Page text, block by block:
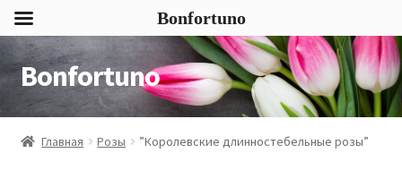
Перейти
к
навигации
Перейти
к
содержимому
Bonfortuno
Главная Розы ”Королевские длинностебельные розы”
Bonfortuno